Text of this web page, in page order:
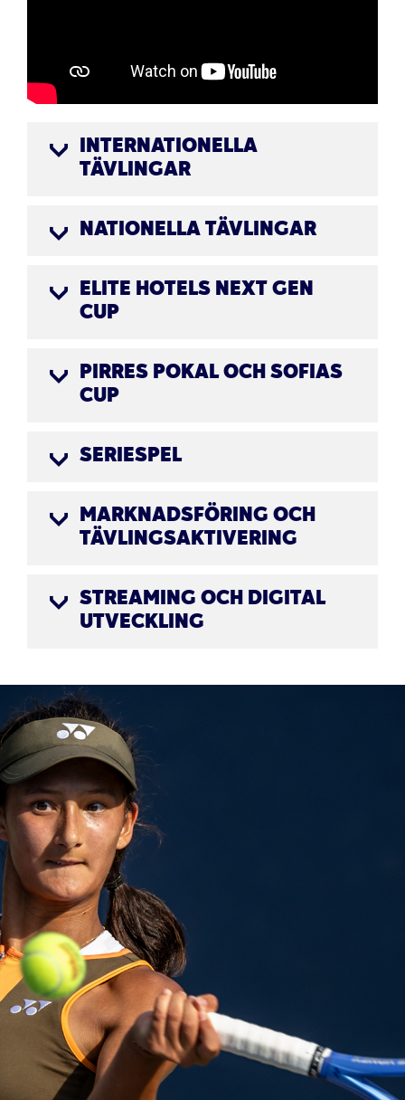
INTERNATIONELLA
TÄVLINGAR
NATIONELLA TÄVLINGAR
ELITE HOTELS NEXT GEN
CUP
PIRRES POKAL OCH SOFIAS
CUP
SERIESPEL
MARKNADSFÖRING OCH
TÄVLINGSAKTIVERING
STREAMING OCH DIGITAL
UTVECKLING